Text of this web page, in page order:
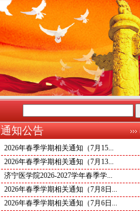
通知公告
2026年春季学期相关通知（7月15...
2026年春季学期相关通知（7月13...
济宁医学院2026-2027学年春季学...
2026年春季学期相关通知（7月8日...
2026年春季学期相关通知（7月6日...